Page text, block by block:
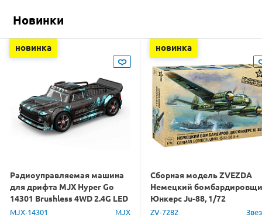
Новинки
новинка
Радиоуправляемая машина
для дрифта MJX Hyper Go
14301 Brushless 4WD 2.4G LED
1/14 RTR
MJX-14301 MJX
новинка
Сборная модель ZVEZDA
Немецкий
Юнкерс Ju-88, 1/72
ZV-7282